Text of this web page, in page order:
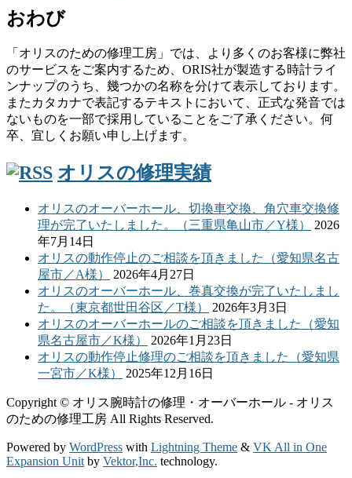
おわび
「オリスのための修理工房」では、より多くのお客様に弊社
のサービスをご案内するため、ORIS社が製造する時計ライ
ンナップのうち、幾つかの名称を分けて表示しております。
またカタカナで表記するテキストにおいて、正式な発音では
ないものを一部で採用していることをご了承ください。何
卒、宜しくお願い申し上げます。
オリスの修理実績
オリスのオーバーホール、切換車交換、角穴車交換修
理が完了いたしました。（三重県亀山市／Y様）
2026
年7月14日
オリスの動作停止のご相談を頂きました（愛知県名古
屋市／A様）
2026年4月27日
オリスのオーバーホール、巻真交換が完了いたしまし
た。（東京都世田谷区／T様）
2026年3月3日
オリスのオーバーホールのご相談を頂きました（愛知
県名古屋市／K様）
2026年1月23日
オリスの動作停止修理のご相談を頂きました（愛知県
一宮市／K様）
2025年12月16日
Copyright © オリス腕時計の修理・オーバーホール - オリス
のための修理工房 All Rights Reserved.
Powered by WordPress with Lightning Theme & VK All in One
Expansion Unit by Vektor,Inc. technology.